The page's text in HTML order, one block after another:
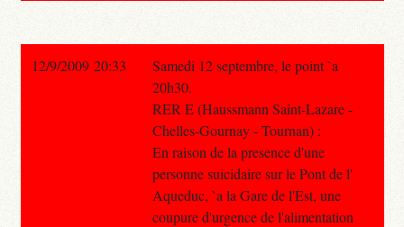
12/9/2009 20:33
Samedi 12 septembre, le point `a
20h30.
RER E (Haussmann Saint-Lazare -
Chelles-Gournay - Tournan) :
En raison de la presence d'une
personne suicidaire sur le Pont de l'
Aqueduc, `a la Gare de l'Est, une
coupure d'urgence de l'alimentation